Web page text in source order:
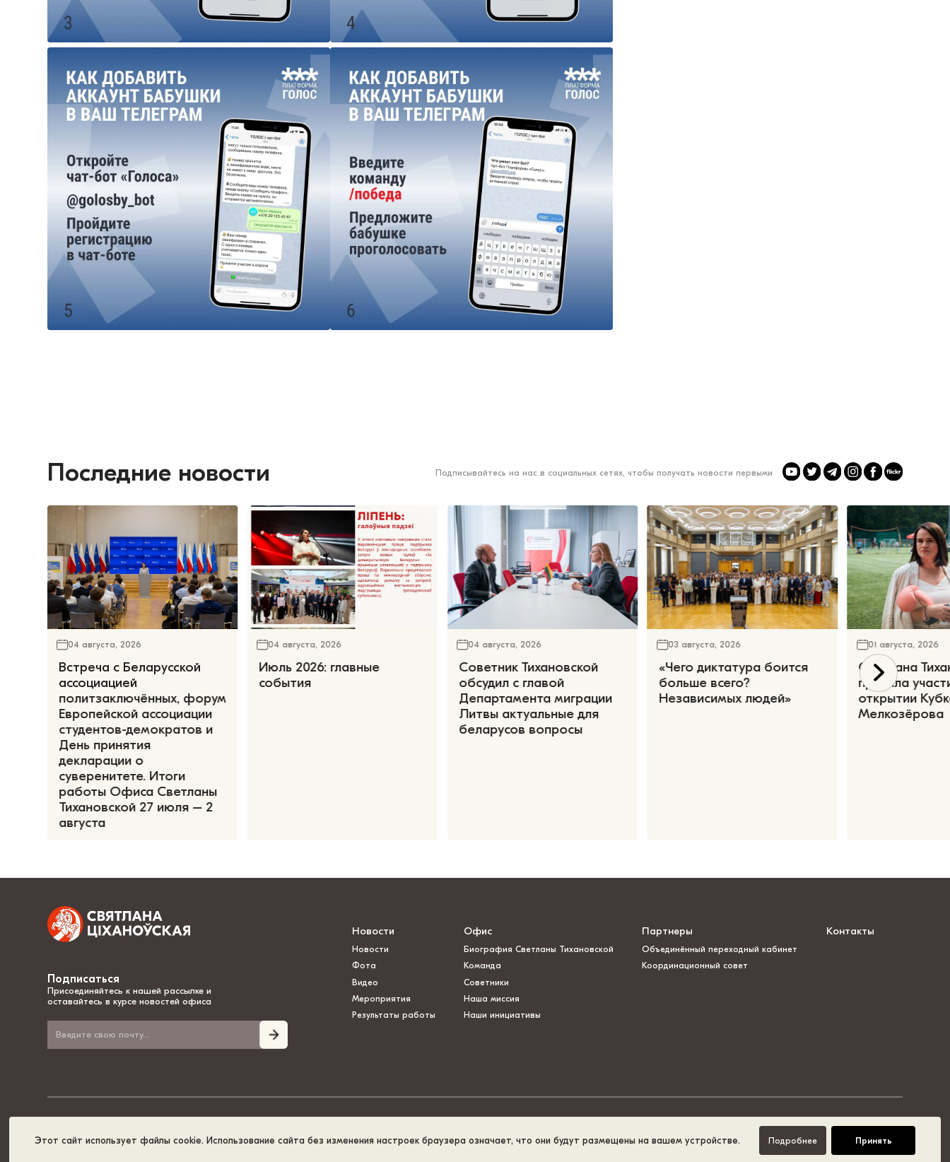
Этот сайт использует файлы cookie. Использование сайта без изменения настроек браузера означает, что они будут размещены на вашем устройстве. Подробнее Принять
Последние новости Подписывайтесь на нас в социальных сетях, чтобы получать новости первыми
04 августа, 2026
Встреча с Беларусской
ассоциацией
политзаключённых, форум
Европейской ассоциации
студентов-демократов и
День принятия
декларации о
суверенитете. Итоги
работы Офиса Светланы
Тихановской 27 июля – 2
августа
04 августа, 2026
Июль 2026: главные
события
04 августа, 2026
Советник Тихановской
обсудил с главой
Департамента миграции
Литвы актуальные для
беларусов вопросы
03 августа, 2026
«Чего диктатура боится
больше всего?
Независимых людей»
01 августа, 2026
Светлана
приняла
открытии
Мелкозёрова
Подписаться
Присоединяйтесь к нашей рассылке и
оставайтесь в курсе новостей офиса
Новости
Новости
Фота
Видео
Мероприятия
Результаты работы
Офис
Биография Светланы Тихановской
Команда
Советники
Наша миссия
Наши инициативы
Партнеры
Объединённый переходный кабинет
Координационный совет
Контакты